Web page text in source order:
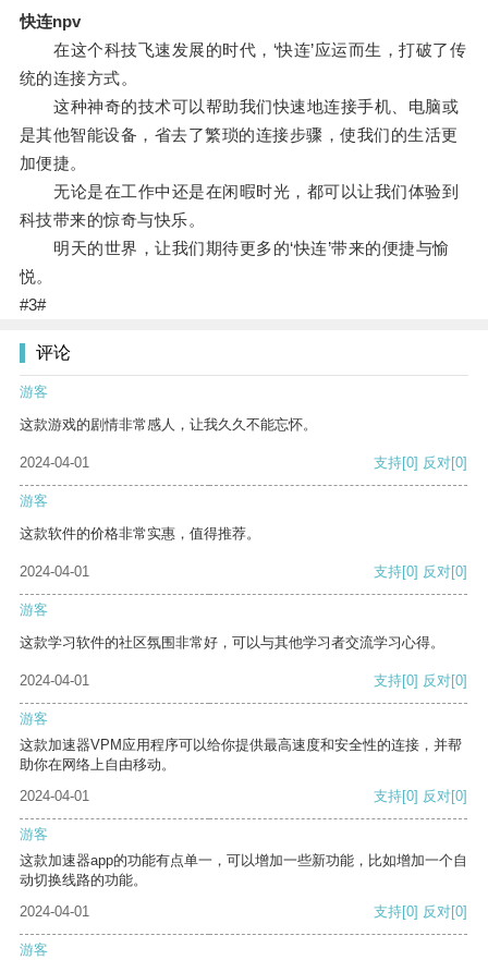
快连npv
在这个科技飞速发展的时代，‘快连’应运而生，打破了传
统的连接方式。
这种神奇的技术可以帮助我们快速地连接手机、电脑或
是其他智能设备，省去了繁琐的连接步骤，使我们的生活更
加便捷。
无论是在工作中还是在闲暇时光，都可以让我们体验到
科技带来的惊奇与快乐。
明天的世界，让我们期待更多的‘快连’带来的便捷与愉
悦。
#3#
评论
游客
这款游戏的剧情非常感人，让我久久不能忘怀。
2024-04-01 支持[0] 反对[0]
游客
这款软件的价格非常实惠，值得推荐。
2024-04-01 支持[0] 反对[0]
游客
这款学习软件的社区氛围非常好，可以与其他学习者交流学习心得。
2024-04-01 支持[0] 反对[0]
游客
这款加速器VPM应用程序可以给你提供最高速度和安全性的连接，并帮
助你在网络上自由移动。
2024-04-01
支持[0] 反对[0]
游客
这款加速器app的功能有点单一，可以增加一些新功能，比如增加一个自
动切换线路的功能。
2024-04-01
支持[0] 反对[0]
游客